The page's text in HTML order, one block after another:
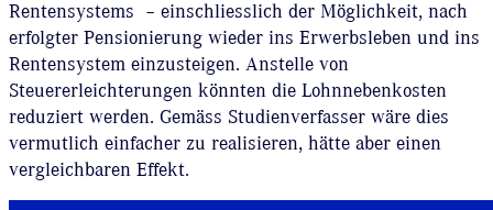
Rentensystems – einschliesslich der Möglichkeit, nach
erfolgter Pensionierung wieder ins Erwerbsleben und ins
Rentensystem einzusteigen. Anstelle von
Steuererleichterungen könnten die Lohnnebenkosten
reduziert werden. Gemäss Studienverfasser wäre dies
vermutlich einfacher zu realisieren, hätte aber einen
vergleichbaren Effekt.